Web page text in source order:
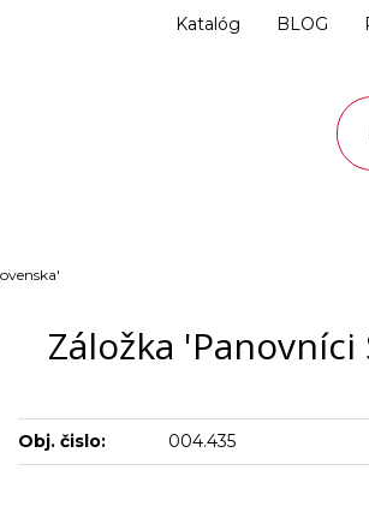
Katalóg BLOG
Záložka 'Panovníci
Obj. čislo: 004.435